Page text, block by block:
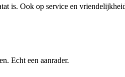
is. Ook op service en
Echt een aanrader.